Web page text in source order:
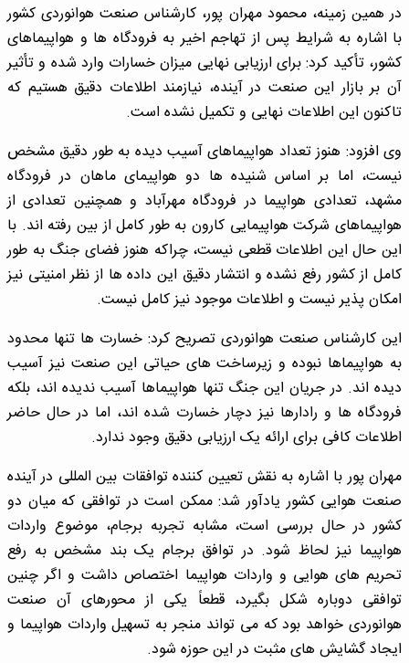
در همین زمینه، محمود مهران پور، کارشناس صنعت هوانوردی کشور
با اشاره به شرایط پس از تهاجم اخیر به فرودگاه ها و هواپیماهای
کشور، تأکید کرد: برای ارزیابی نهایی میزان خسارات وارد شده و تأثیر
آن بر بازار این صنعت در آینده، نیازمند اطلاعات دقیق هستیم که
تاکنون این اطلاعات نهایی و تکمیل نشده است.
وی افزود: هنوز تعداد هواپیماهای آسیب دیده به طور دقیق مشخص
نیست، اما بر اساس شنیده ها دو هواپیمای ماهان در فرودگاه
مشهد، تعدادی هواپیما در فرودگاه مهرآباد و همچنین تعدادی از
هواپیماهای شرکت هواپیمایی کارون به طور کامل از بین رفته اند. با
این حال این اطلاعات قطعی نیست، چراکه هنوز فضای جنگ به طور
کامل از کشور رفع نشده و انتشار دقیق این داده ها از نظر امنیتی نیز
امکان پذیر نیست و اطلاعات موجود نیز کامل نیست.
این کارشناس صنعت هوانوردی تصریح کرد: خسارت ها تنها محدود
به هواپیماها نبوده و زیرساخت های حیاتی این صنعت نیز آسیب
دیده اند. در جریان این جنگ تنها هواپیماها آسیب ندیده اند، بلکه
فرودگاه ها و رادارها نیز دچار خسارت شده اند، اما در حال حاضر
اطلاعات کافی برای ارائه یک ارزیابی دقیق وجود ندارد.
مهران پور با اشاره به نقش تعیین کننده توافقات بین المللی در آینده
صنعت هوایی کشور یادآور شد: ممکن است در توافقی که میان دو
کشور در حال بررسی است، مشابه تجربه برجام، موضوع واردات
هواپیما نیز لحاظ شود. در توافق برجام یک بند مشخص به رفع
تحریم های هوایی و واردات هواپیما اختصاص داشت و اگر چنین
توافقی دوباره شکل بگیرد، قطعاً یکی از محورهای آن صنعت
هوانوردی خواهد بود که می تواند منجر به تسهیل واردات هواپیما و
ایجاد گشایش های مثبت در این حوزه شود.